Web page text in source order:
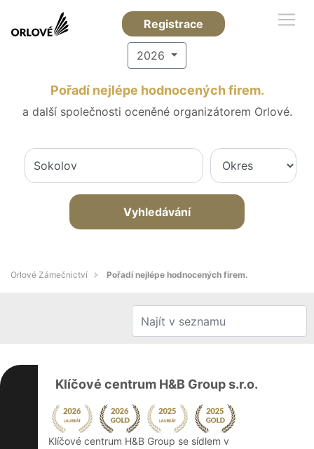
Registrace
2026
Pořadí nejlépe hodnocených firem.
a další společnosti oceněné organizátorem Orlové.
Vyhledávání
Orlové Zámečnictví Pořadí nejlépe hodnocených firem.
Klíčové centrum H&B Group s.r.o.
Klíčové centrum H&B Group se sídlem v